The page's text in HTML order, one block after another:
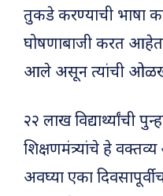
तुकडे करण्याची भाषा
घोषणाबाजी करत
आले असून त्यांची
२२ लाख विद्यार्थ्यांची
शिक्षणमंत्र्यांचे हे
अवघ्या एका